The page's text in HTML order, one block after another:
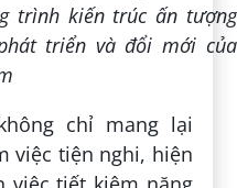
trình kiến trúc ấn tượng
triển và đổi mới của
chỉ mang lại
việc tiện nghi, hiện